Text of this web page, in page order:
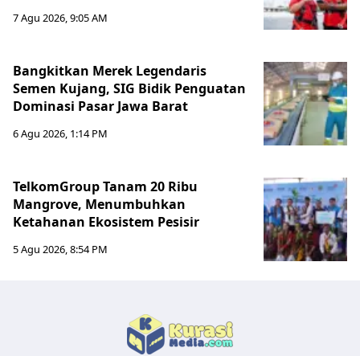
7 Agu 2026, 9:05 AM
Bangkitkan Merek Legendaris
Semen Kujang, SIG Bidik Penguatan
Dominasi Pasar Jawa Barat
6 Agu 2026, 1:14 PM
TelkomGroup Tanam 20 Ribu
Mangrove, Menumbuhkan
Ketahanan Ekosistem Pesisir
5 Agu 2026, 8:54 PM